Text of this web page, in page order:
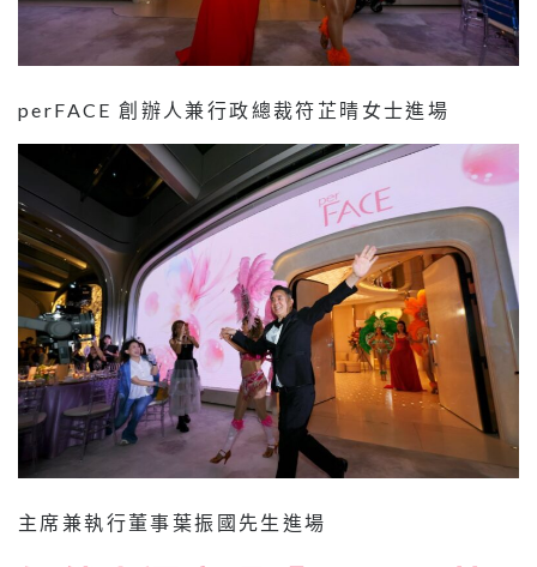
perFACE 創辦人兼行政總裁符芷晴女士進場
主席兼執行董事葉振國先生進場